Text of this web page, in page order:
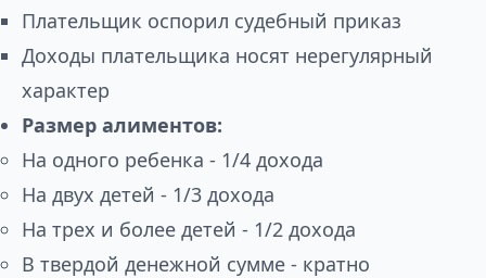
Плательщик оспорил судебный приказ
Доходы плательщика носят нерегулярный
характер
Размер алиментов:
На одного ребенка - 1/4 дохода
На двух детей - 1/3 дохода
На трех и более детей - 1/2 дохода
В твердой денежной сумме - кратно